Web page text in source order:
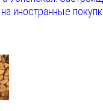
на иностранные